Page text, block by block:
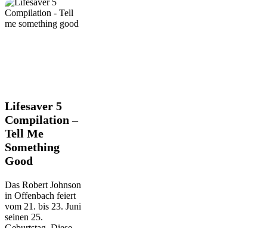
Lifesaver
5
Compilation
–
Tell
Me
Something
Lifesaver 5
Compilation –
Tell Me
Something
Good
Das Robert Johnson
in Offenbach feiert
vom 21. bis 23. Juni
seinen 25.